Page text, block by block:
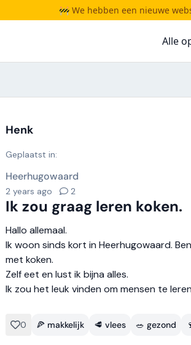
🚧 We hebben een nieuwe
Alle
Henk
Geplaatst in:
Heerhugowaard
2 years ago 2
Ik zou graag leren koken.
Hallo allemaal.
Ik woon sinds kort in Heerhugowaard.
met koken.
Zelf eet en lust ik bijna alles.
Ik zou het leuk vinden om mensen te
0 🍕 makkelijk 🥩 vlees 🥗 gezond